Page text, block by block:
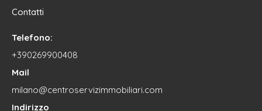
Contatti
Telefono:
+390269900408
Mail
milano@centroservizimmobiliari.com
Indirizzo